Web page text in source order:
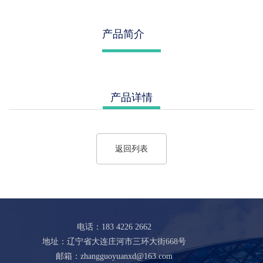
产品简介
产品详情
返回列表
电话：183 4226 2662
地址：辽宁省大连庄河市三环大街668号
邮箱：zhangguoyuanxd@163.com